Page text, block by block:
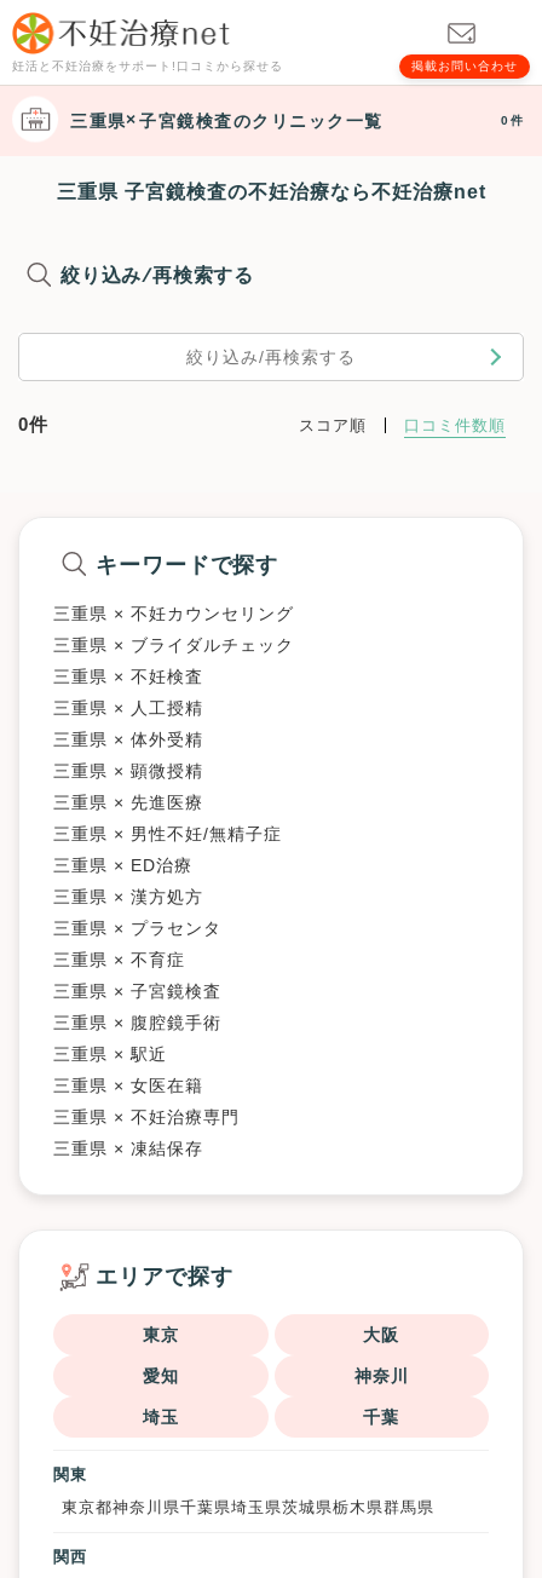
妊活と不妊治療をサポート!口コミから探せる 掲載お問い合わせ
三重県 子宮鏡検査のクリニック一覧 0件
三重県 子宮鏡検査の不妊治療なら不妊治療net
絞り込み/再検索する
絞り込み/再検索する
0件 スコア順 口コミ件数順
キーワードで探す
三重県 × 不妊カウンセリング
三重県 × ブライダルチェック
三重県 × 不妊検査
三重県 × 人工授精
三重県 × 体外受精
三重県 × 顕微授精
三重県 × 先進医療
三重県 × 男性不妊/無精子症
三重県 × ED治療
三重県 × 漢方処方
三重県 × プラセンタ
三重県 × 不育症
三重県 × 子宮鏡検査
三重県 × 腹腔鏡手術
三重県 × 駅近
三重県 × 女医在籍
三重県 × 不妊治療専門
三重県 × 凍結保存
エリアで探す
東京 大阪
愛知 神奈川
埼玉 千葉
関東
東京都神奈川県千葉県埼玉県茨城県栃木県群馬県
関西